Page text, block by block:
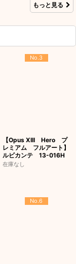
もっと見る
No.3
【Opus XIII Hero プ
レミアム フルアート】
ルビカンテ 13-016H
在庫なし
No.6